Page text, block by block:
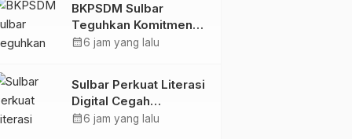
BKPSDM Sulbar
Teguhkan Komitmen
Pengembangan
Penandatanganan
Perjanjian Tugas
Belajar 2026
calendar_month6 jam yang lalu
Sulbar Perkuat Literasi
Digital Cegah
Kejahatan Love
calendar_month6 jam yang lalu